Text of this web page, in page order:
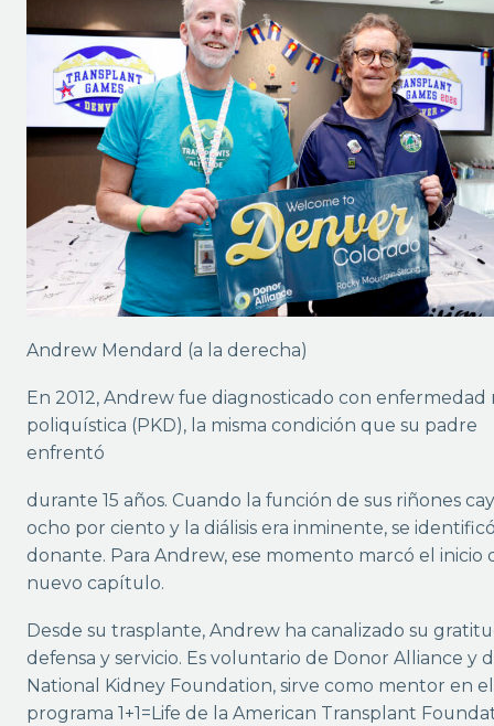
Andrew Mendard (a la derecha)
En 2012, Andrew fue diagnosticado con enfermedad
poliquística (PKD), la misma condición que su padre
enfrentó
durante 15 años. Cuando la función de sus riñones
ocho por ciento y la diálisis era inminente, se
donante. Para Andrew, ese momento marcó el inicio
nuevo capítulo.
Desde su trasplante, Andrew ha canalizado su
defensa y servicio. Es voluntario de Donor Alliance y
National Kidney Foundation, sirve como mentor en el
programa 1+1=Life de la American Transplant